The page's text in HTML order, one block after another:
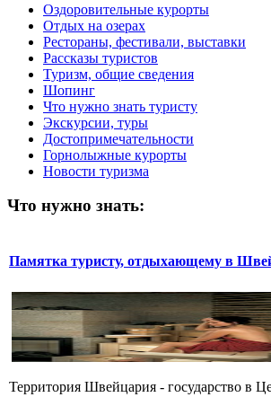
Оздоровительные курорты
Отдых на озерах
Рестораны, фестивали, выставки
Рассказы туристов
Туризм, общие сведения
Шопинг
Что нужно знать туристу
Экскурсии, туры
Достопримечательности
Горнолыжные курорты
Новости туризма
Что нужно знать:
Памятка туристу, отдыхающему в
Территория Швейцария - государство в